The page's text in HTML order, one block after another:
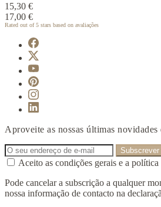
15,30 €
17,00 €
Rated out of 5 stars based on avaliações
Aproveite as nossas últimas novidades
Aceito as condições gerais e a
Pode cancelar a subscrição a qualquer
nossa informação de contacto na